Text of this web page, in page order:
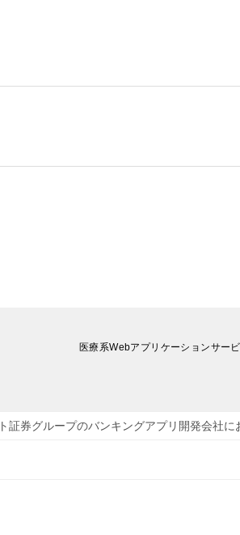
医療系Webアプリケーションサー
証券グループのバンキングアプリ開発会社